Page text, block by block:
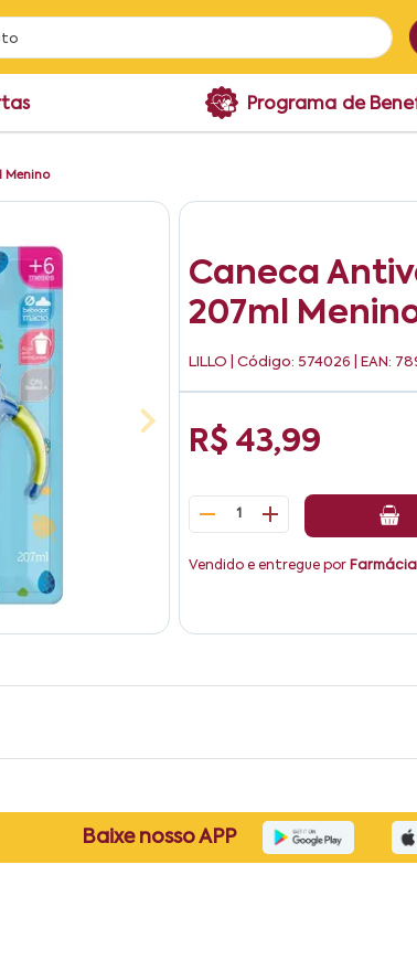
Programa de
Menino
Caneca
207ml
LILLO | Código: 574026 | EAN:
R$ 43,99
1
Vendido e entregue por
Baixe nosso APP